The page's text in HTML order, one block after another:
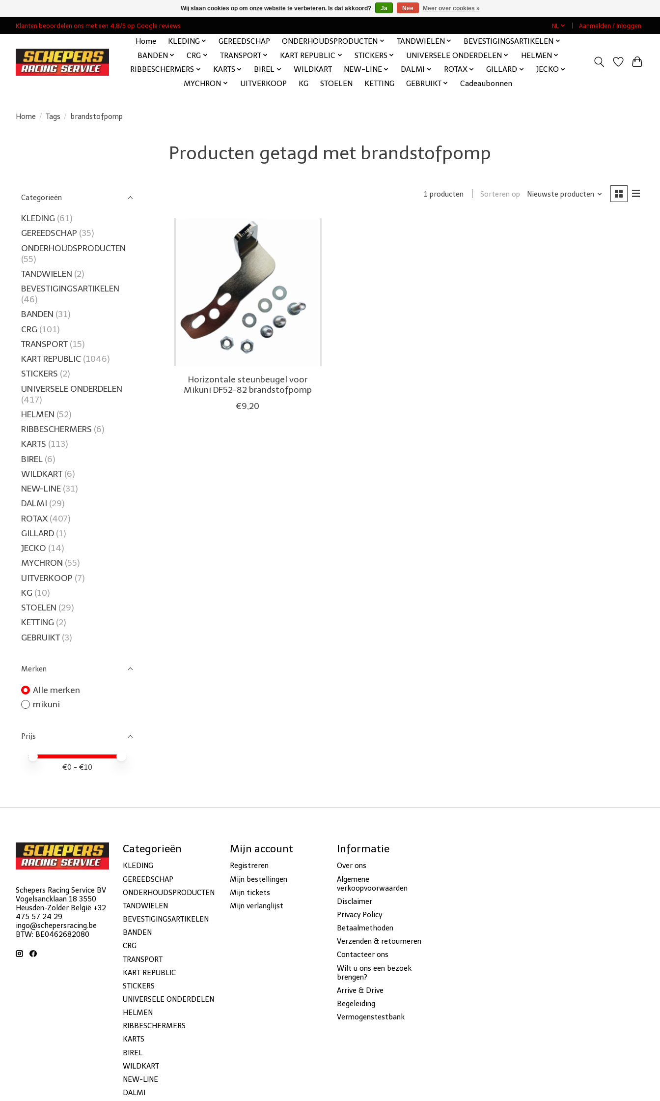
Klanten beoordelen ons met een 4,8/5 op Google reviews NL Aanmelden / Inloggen
Home KLEDING GEREEDSCHAP ONDERHOUDSPRODUCTEN TANDWIELEN
BEVESTIGINGSARTIKELEN
BANDEN
CRG TRANSPORT KART REPUBLIC STICKERS UNIVERSELE ONDERDELEN
HELMEN
RIBBESCHERMERS
KARTS BIREL WILDKART NEW-LINE DALMI ROTAX GILLARD
JECKO
MYCHRON
UITVERKOOP KG STOELEN KETTING GEBRUIKT Cadeaubonnen
Home / Tags / brandstofpomp
Producten getagd met brandstofpomp
Categorieën
KLEDING (61)
GEREEDSCHAP (35)
ONDERHOUDSPRODUCTEN
(55)
TANDWIELEN (2)
BEVESTIGINGSARTIKELEN
(46)
BANDEN (31)
CRG (101)
TRANSPORT (15)
KART REPUBLIC (1046)
STICKERS (2)
UNIVERSELE ONDERDELEN
(417)
HELMEN (52)
RIBBESCHERMERS (6)
KARTS (113)
BIREL (6)
WILDKART (6)
NEW-LINE (31)
DALMI (29)
ROTAX (407)
GILLARD (1)
JECKO (14)
MYCHRON (55)
UITVERKOOP (7)
KG (10)
STOELEN (29)
KETTING (2)
GEBRUIKT (3)
Merken
Alle merken
mikuni
Prijs
Minimale prijswaarde
Price maximum value
€0 - €10
1 producten Sorteren op Nieuwste producten
Horizontale steunbeugel voor
Mikuni DF52-82 brandstofpomp
€9,20
Schepers Racing Service BV
Vogelsancklaan 18 3550
Heusden-Zolder België +32
475 57 24 29
ingo@schepersracing.be
BTW: BE0462682080
Categorieën
KLEDING
GEREEDSCHAP
ONDERHOUDSPRODUCTEN
TANDWIELEN
BEVESTIGINGSARTIKELEN
BANDEN
CRG
TRANSPORT
KART REPUBLIC
STICKERS
UNIVERSELE ONDERDELEN
HELMEN
RIBBESCHERMERS
KARTS
BIREL
WILDKART
NEW-LINE
DALMI
Mijn account
Registreren
Mijn bestellingen
Mijn tickets
Mijn verlanglijst
Informatie
Over ons
Algemene
verkoopvoorwaarden
Disclaimer
Privacy Policy
Betaalmethoden
Verzenden & retourneren
Contacteer ons
Wilt u ons een bezoek
brengen?
Arrive & Drive
Begeleiding
Vermogenstestbank
Wij slaan cookies op om onze website te verbeteren. Is dat akkoord? Ja Nee Meer over cookies »